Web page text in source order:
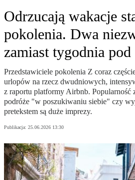
Odrzucają wakacje
pokolenia. Dwa
zamiast tygodnia pod
Przedstawiciele pokolenia Z coraz
urlopów na rzecz dwudniowych,
z raportu platformy Airbnb. Popularność
podróże "w poszukiwaniu siebie" czy
pretekstem są duże imprezy.
Publikacja: 25.06.2026 13:30